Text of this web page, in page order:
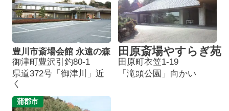
豊川市斎場会館 永遠の森
御津町豊沢引釣80-1
県道372号「御津川」近
く
田原斎場やすらぎ苑
田原町衣笠1-19
「滝頭公園」向かい
蒲郡市